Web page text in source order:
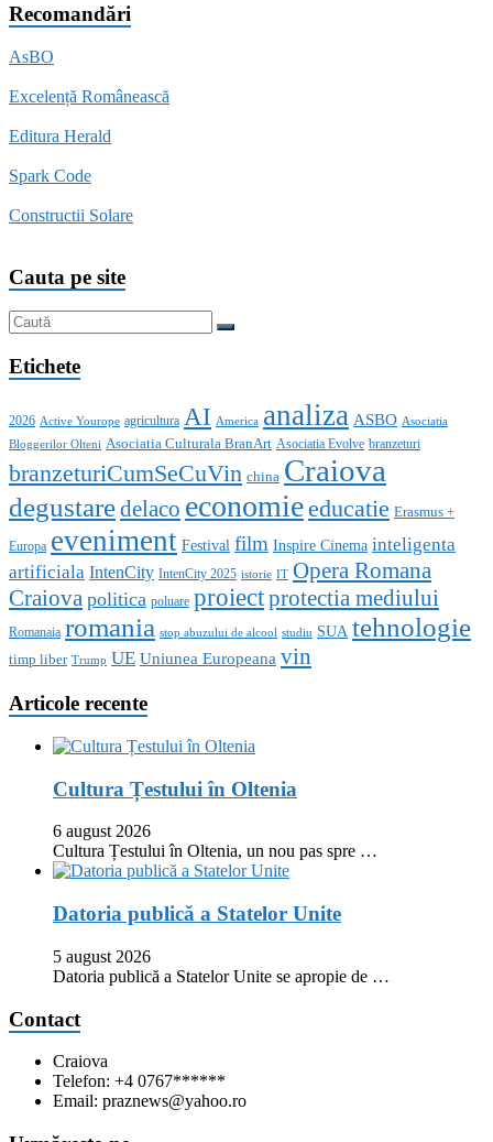
Recomandări
AsBO
Excelență Românească
Editura Herald
Spark Code
Constructii Solare
Cauta pe site
Etichete
2026 Active Yourope agricultura AI America analiza ASBO Asociatia
Bloggerilor Olteni Asociatia Culturala BranArt Asociatia Evolve branzeturi
branzeturiCumSeCuVin china Craiova
degustaredelaco economieeducatie Erasmus +
Europa eveniment Festival film Inspire Cinema inteligenta
artificiala IntenCity IntenCity 2025 istorie IT Opera Romana
Craiova politica poluare proiectprotectia mediului
Romanaia romania stop abuzului de alcool studiu SUA tehnologie
timp liber Trump UE Uniunea Europeana vin
Articole recente
Cultura Țestului în Oltenia
6 august 2026
Cultura Țestului în Oltenia, un nou pas spre …
Datoria publică a Statelor Unite
5 august 2026
Datoria publică a Statelor Unite se apropie de …
Contact
Craiova
Telefon: +4 0767******
Email: praznews@yahoo.ro